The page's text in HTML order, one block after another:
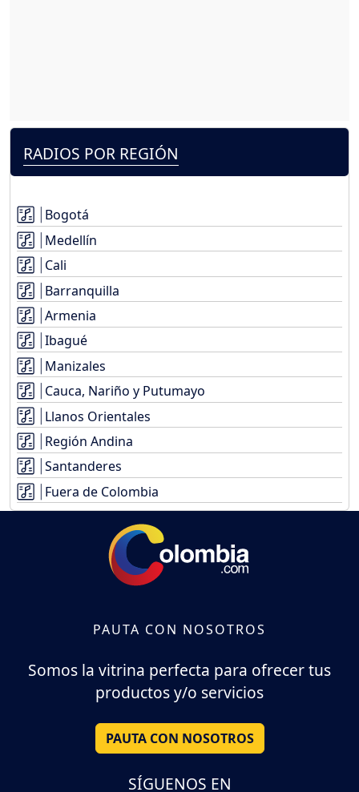
RADIOS POR REGIÓN
Bogotá
Medellín
Cali
Barranquilla
Armenia
Ibagué
Manizales
Cauca, Nariño y Putumayo
Llanos Orientales
Región Andina
Santanderes
Fuera de Colombia
PAUTA CON NOSOTROS
Somos la vitrina perfecta para ofrecer tus
productos y/o servicios
PAUTA CON NOSOTROS
SÍGUENOS EN